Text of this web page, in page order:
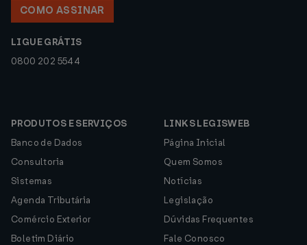
COMO ASSINAR
LIGUE GRÁTIS
0800 202 5544
PRODUTOS E SERVIÇOS
Banco de Dados
Consultoria
Sistemas
Agenda Tributária
Comércio Exterior
Boletim Diário
LINKS LEGISWEB
Página Inicial
Quem Somos
Notícias
Legislação
Dúvidas Frequentes
Fale Conosco